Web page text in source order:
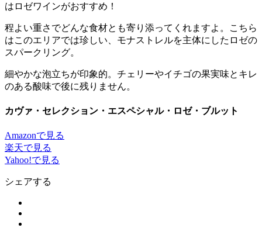
はロゼワインがおすすめ！
程よい重さでどんな食材とも寄り添ってくれますよ。こちら
はこのエリアでは珍しい、モナストレルを主体にしたロゼの
スパークリング。
細やかな泡立ちが印象的。チェリーやイチゴの果実味とキレ
のある酸味で後に残りません。
カヴァ・セレクション・エスペシャル・ロゼ・ブルット
Amazonで見る
楽天で見る
Yahoo!で見る
シェアする